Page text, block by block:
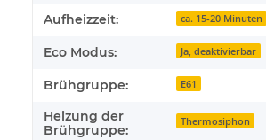
Aufheizzeit: ca. 15-20 Minuten
Eco Modus: Ja, deaktivierbar
Brühgruppe: E61
Heizung der
Brühgruppe:
Thermosiphon